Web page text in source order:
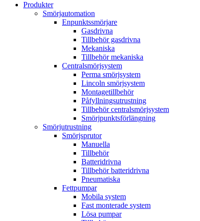
Produkter
Smörjautomation
Enpunktssmörjare
Gasdrivna
Tillbehör gasdrivna
Mekaniska
Tillbehör mekaniska
Centralsmörjsystem
Perma smörjsystem
Lincoln smörjsystem
Montagetillbehör
Påfyllningsutrustning
Tillbehör centralsmörjsystem
Smörjpunktsförlängning
Smörjutrustning
Smörjsprutor
Manuella
Tillbehör
Batteridrivna
Tillbehör batteridrivna
Pneumatiska
Fettpumpar
Mobila system
Fast monterade system
Lösa pumpar